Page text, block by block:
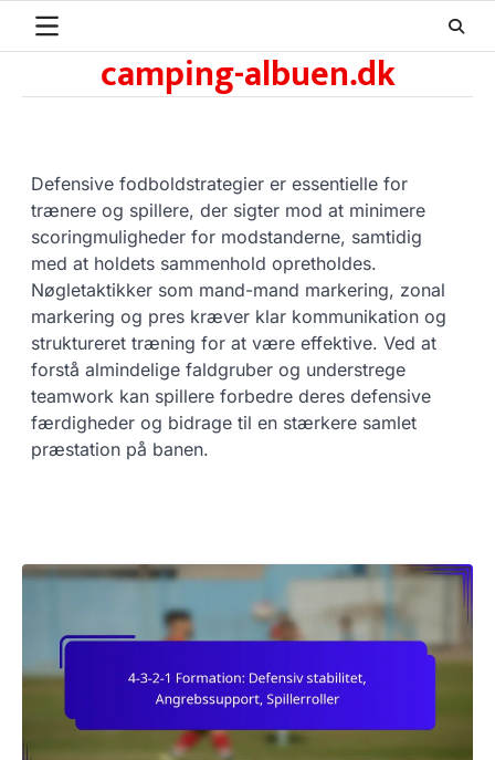
camping-albuen.dk
Defensive fodboldstrategier er essentielle for
trænere og spillere, der sigter mod at minimere
scoringmuligheder for modstanderne, samtidig
med at holdets sammenhold opretholdes.
Nøgletaktikker som mand-mand markering, zonal
markering og pres kræver klar kommunikation og
struktureret træning for at være effektive. Ved at
forstå almindelige faldgruber og understrege
teamwork kan spillere forbedre deres defensive
færdigheder og bidrage til en stærkere samlet
præstation på banen.